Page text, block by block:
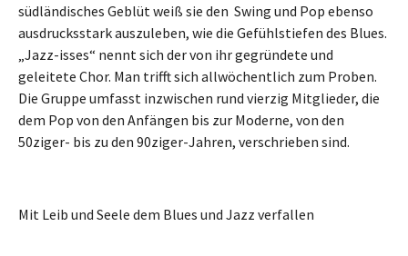
südländisches Geblüt weiß sie den Swing und Pop ebenso
ausdrucksstark auszuleben, wie die Gefühlstiefen des Blues.
„Jazz-isses“ nennt sich der von ihr gegründete und
geleitete Chor. Man trifft sich allwöchentlich zum Proben.
Die Gruppe umfasst inzwischen rund vierzig Mitglieder, die
dem Pop von den Anfängen bis zur Moderne, von den
50ziger- bis zu den 90ziger-Jahren, verschrieben sind.
Mit Leib und Seele dem Blues und Jazz verfallen